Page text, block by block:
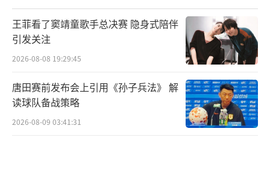
王菲看了窦靖童歌手总决赛 隐身式陪伴
引发关注
2026-08-08 19:29:45
唐田赛前发布会上引用《孙子兵法》 解
读球队备战策略
2026-08-09 03:41:31